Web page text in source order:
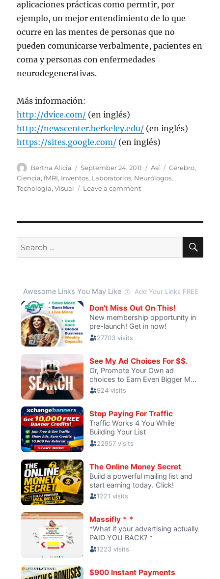
aplicaciones prácticas como permtir, por
ejemplo, un mejor entendimiento de lo que
ocurre en las mentes de personas que no
pueden comunicarse verbalmente, pacientes en
coma y personas con enfermedades
neurodegenerativas.
Más información:
http://dvice.com/ (en inglés)
http://newscenter.berkeley.edu/ (en inglés)
https://sites.google.com/ (en inglés)
Author
Bertha Alicia
Posted
on
September 24, 2011 Categories
Así Tags
Cerebro,
Ciencia,fMRI, Inventos, Laboratorios, Neurólogos,
Tecnología,Visual Leave a commenton
mediante
cerebral
Search
for: